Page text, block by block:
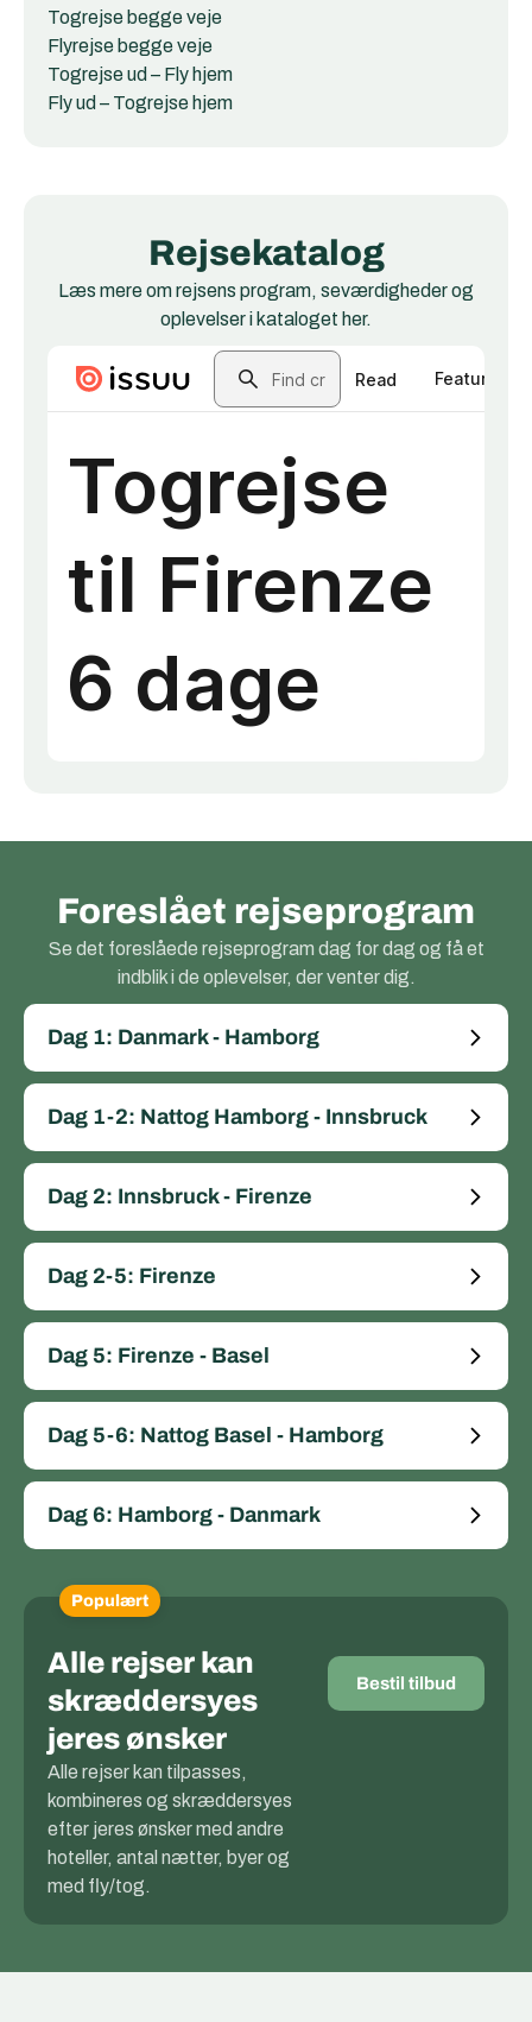
Togrejse begge veje
Flyrejse begge veje
Togrejse ud – Fly hjem
Fly ud – Togrejse hjem
Rejsekatalog
Læs mere om rejsens program, seværdigheder og
oplevelser i kataloget her.
Foreslået rejseprogram
Se det foreslåede rejseprogram dag for dag og få et
indblik i de oplevelser, der venter dig.
Dag 1: Danmark - Hamborg
Dag 1-2: Nattog Hamborg - Innsbruck
Dag 2: Innsbruck - Firenze
Dag 2-5: Firenze
Dag 5: Firenze - Basel
Dag 5-6: Nattog Basel - Hamborg
Dag 6: Hamborg - Danmark
Populært
Alle rejser kan
skræddersyes
jeres ønsker
Alle rejser kan tilpasses,
kombineres og skræddersyes
efter jeres ønsker med andre
hoteller, antal nætter, byer og
med fly/tog.
Bestil tilbud